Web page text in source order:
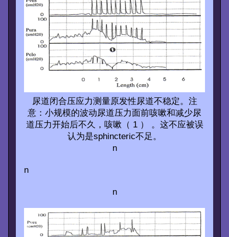
尿道闭合压应力测量原发性尿道不稳定。注
意：小规模的波动尿道压力面前咳嗽和减少尿
道压力开始后不久，咳嗽（ 1 ） 。这不应被误
认为是sphincteric不足。
n
n
n